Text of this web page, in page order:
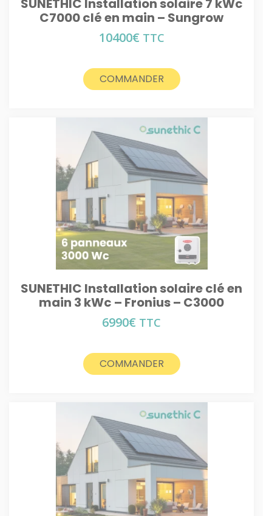
SUNETHIC Installation solaire 7 kWc
C7000 clé en main – Sungrow
10400€ TTC
COMMANDER
SUNETHIC Installation solaire clé en
main 3 kWc – Fronius – C3000
6990€ TTC
COMMANDER